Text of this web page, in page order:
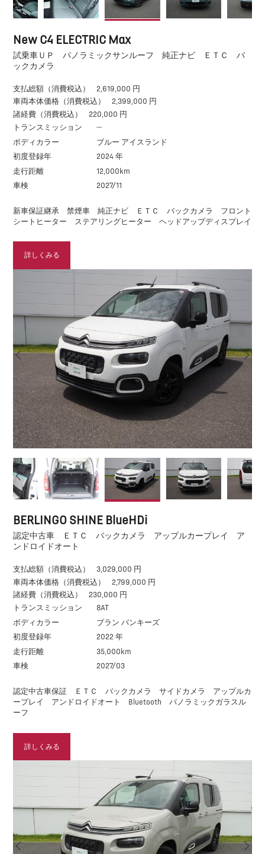
New C4 ELECTRIC Max
試乗車ＵＰ パノラミックサンルーフ 純正ナビ ＥＴＣ バ
ックカメラ
支払総額（消費税込）
2,619,000 円
車両本体価格（消費税込）
2,399,000 円
諸経費（消費税込）
220,000 円
トランスミッション
---
ボディカラー
ブルー アイスランド
初度登録年
2024 年
走行距離
12,000km
車検
2027/11
新車保証継承 禁煙車 純正ナビ ＥＴＣ バックカメラ フロント
シートヒーター ステアリングヒーター ヘッドアップディスプレイ
詳しくみる
BERLINGO SHINE BlueHDi
認定中古車 ＥＴＣ バックカメラ アップルカープレイ ア
ンドロイドオート
支払総額（消費税込）
3,029,000 円
車両本体価格（消費税込）
2,799,000 円
諸経費（消費税込）
230,000 円
トランスミッション
8AT
ボディカラー
ブラン バンキーズ
初度登録年
2022 年
走行距離
35,000km
車検
2027/03
認定中古車保証 ＥＴＣ バックカメラ サイドカメラ アップルカ
ープレイ アンドロイドオート Bluetooth パノラミックガラスル
ーフ
詳しくみる